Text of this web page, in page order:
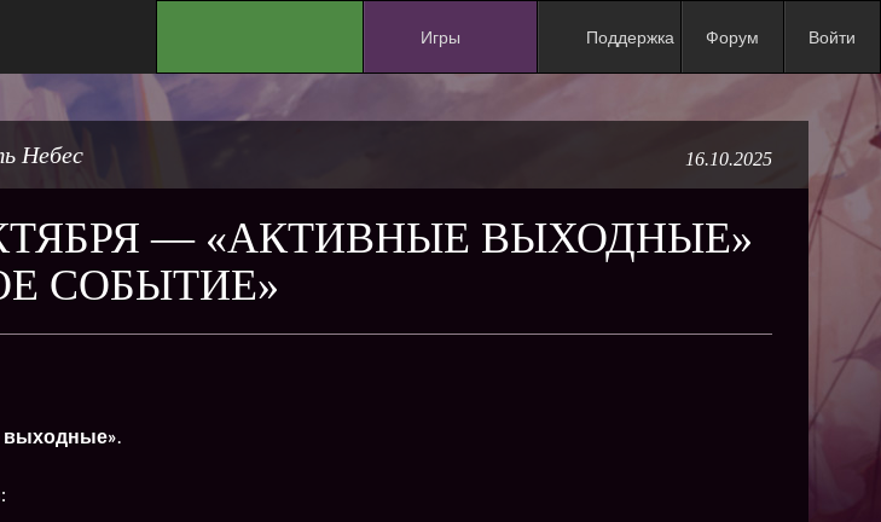
Игры
NEW
NEW
Поддержка Форум Войти
Небес 16.10.2025
— «АКТИВНЫЕ ВЫХОДНЫЕ»
СОБЫТИЕ»
выходные».